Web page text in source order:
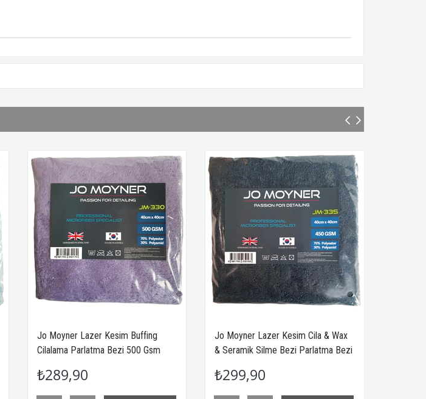
Jo Moyner Lazer Kesim Cila & Wax
& Seramik Silme Bezi Parlatma Bezi
₺299,90
Jo Moyner Sihirli Oto Cam Bezi
Mikrofiber Oto Cam Bezi 40X60 CM
₺249,90